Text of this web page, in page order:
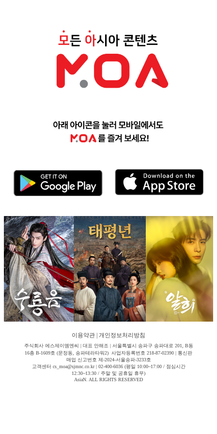
이용약관 개인정보처리방침
주식회사 에스제이엠엔씨 | 대표 안해조 | 서울특별시 송파구 송파대로 201, B동
16층 B-1609호 (문정동, 송파테라타워2) 사업자등록번호 218-87-02390 | 통신판
매업 신고번호 제-2024-서울송파-3233호
고객센터 cs_moa@sjmnc.co.kr | 02-400-6036 (평일 10:00~17:00 / 점심시간
12:30~13:30 / 주말 및 공휴일 휴무)
AsiaN. ALL RIGHTS RESERVED